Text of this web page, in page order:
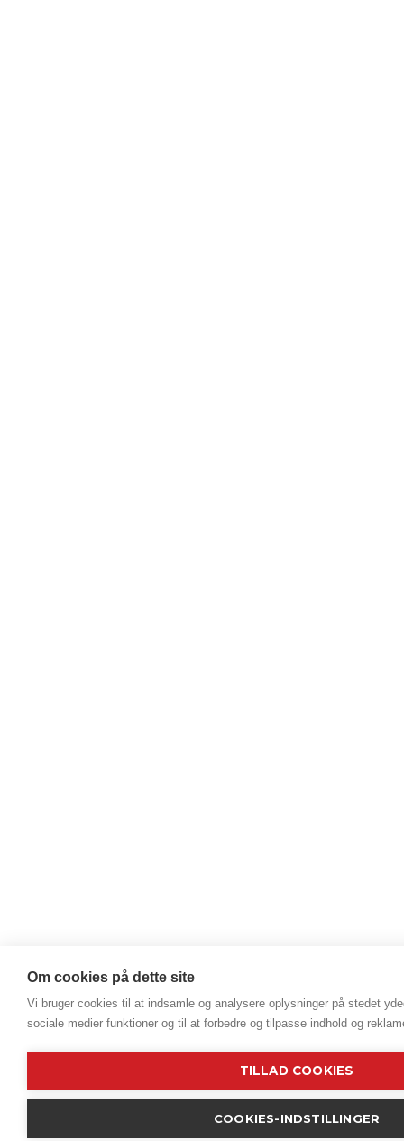
Om cookies på dette site
Vi bruger cookies til at indsamle og analysere oplysninger på stedet
sociale medier funktioner og til at forbedre og tilpasse indhold og
TILLAD COOKIES
COOKIES-INDSTILLINGER